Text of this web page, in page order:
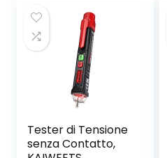
elettrici con 50
Pezzi 3 Porte/40
Pezzi 2 Porte/10
Pezzi 5 Porte.
Tester di Tensione
senza Contatto,